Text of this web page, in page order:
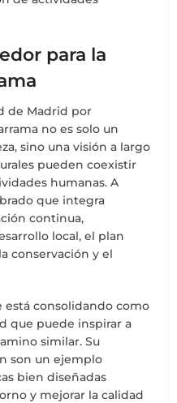
para la
de Madrid por
no es solo un
sino una visión a largo
pueden coexistir
humanas. A
que integra
continua,
local, el plan
conservación y el
está consolidando como
que puede inspirar a
similar. Su
son un ejemplo
bien diseñadas
y mejorar la calidad